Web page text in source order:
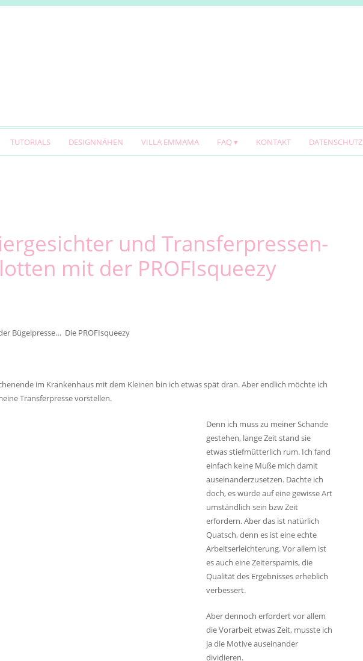
TUTORIALS DESIGNNÄHEN VILLA EMMAMA FAQ KONTAKT DATENSCHUTZ
und Transferpressen-
mit der PROFIsqueezy
Bügelpresse… Die PROFIsqueezy
im Krankenhaus mit dem Kleinen bin ich etwas spät dran. Aber endlich möchte ich
Transferpresse vorstellen.
Denn ich muss zu meiner Schande
gestehen, lange Zeit stand sie
etwas stiefmütterlich rum. Ich fand
einfach keine Muße mich damit
auseinanderzusetzen. Dachte ich
doch, es würde auf eine gewisse Art
umständlich sein bzw Zeit
erfordern. Aber das ist natürlich
Quatsch, denn es ist eine echte
Arbeitserleichterung. Vor allem ist
es auch eine Zeitersparnis, die
Qualität des Ergebnisses erheblich
verbessert.
Aber dennoch erfordert vor allem
die Vorarbeit etwas Zeit, musste ich
ja die Motive auseinander
dividieren.